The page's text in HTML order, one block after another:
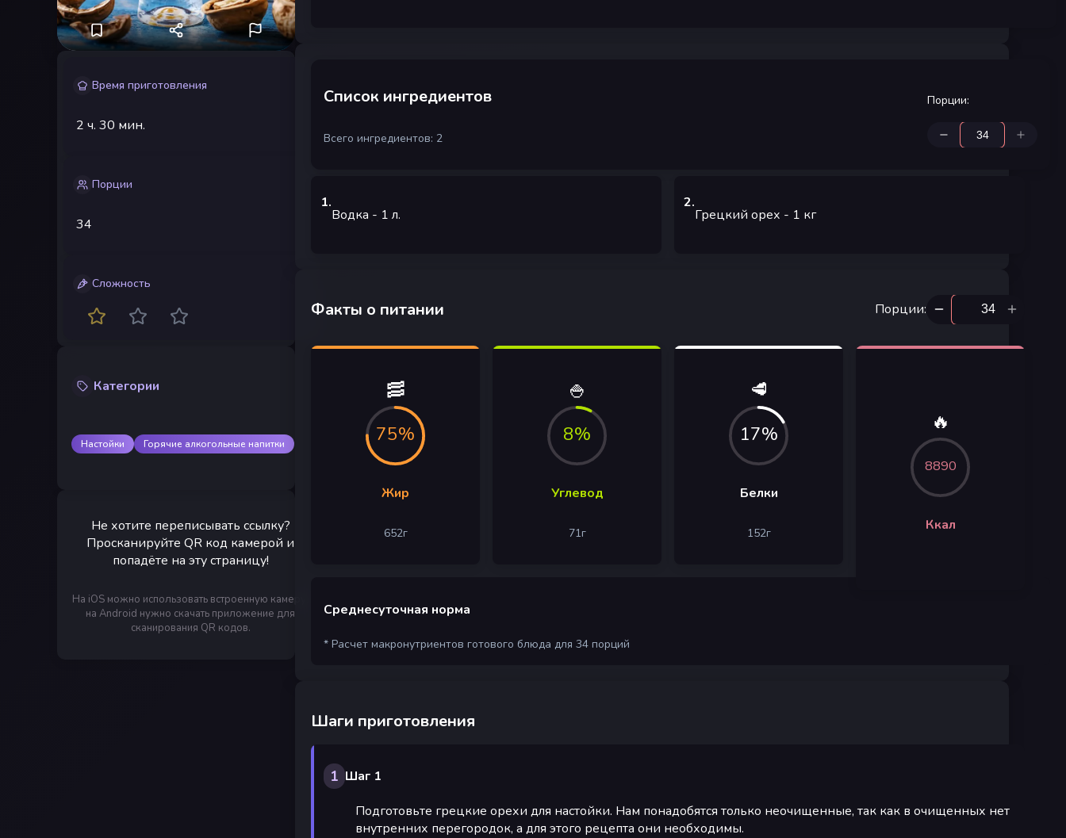
Время приготовления
2 ч. 30 мин.
Порции
34
Сложность
Категории
Настойки Горячие алкогольные напитки
Не хотите переписывать ссылку?
Просканируйте QR код камерой и
попадёте на эту страницу!
На iOS можно использовать встроенную камеру,
на Android нужно скачать приложение для
сканирования QR кодов.
Список ингредиентов
Всего ингредиентов: 2
Порции:
1.
Водка - 1 л.
2.
Грецкий орех - 1 кг
Факты о питании Порции:
🥓
75%
Жир
652г
🍚
8%
Углевод
71г
🥩
17%
Белки
152г
🔥
8890
Ккал
Среднесуточная норма
* Расчет макронутриентов готового блюда для 34 порций
Шаги приготовления
1 Шаг 1
Подготовьте грецкие орехи для настойки. Нам понадобятся только неочищенные, так как в очищенных нет
внутренних перегородок, а для этого рецепта они необходимы.